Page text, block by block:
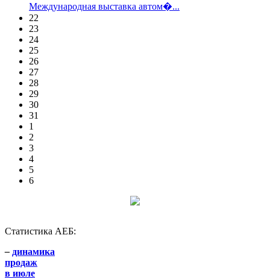
Международная выставка автом�...
22
23
24
25
26
27
28
29
30
31
1
2
3
4
5
6
Статистика АЕБ:
– динамика
продаж
в июле